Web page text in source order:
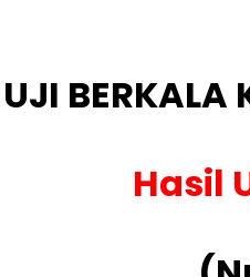
UJI BERKALA
Hasil